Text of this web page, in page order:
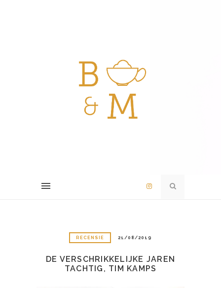
RECENSIE 21/08/2019
DE VERSCHRIKKELIJKE JAREN
TACHTIG, TIM KAMPS